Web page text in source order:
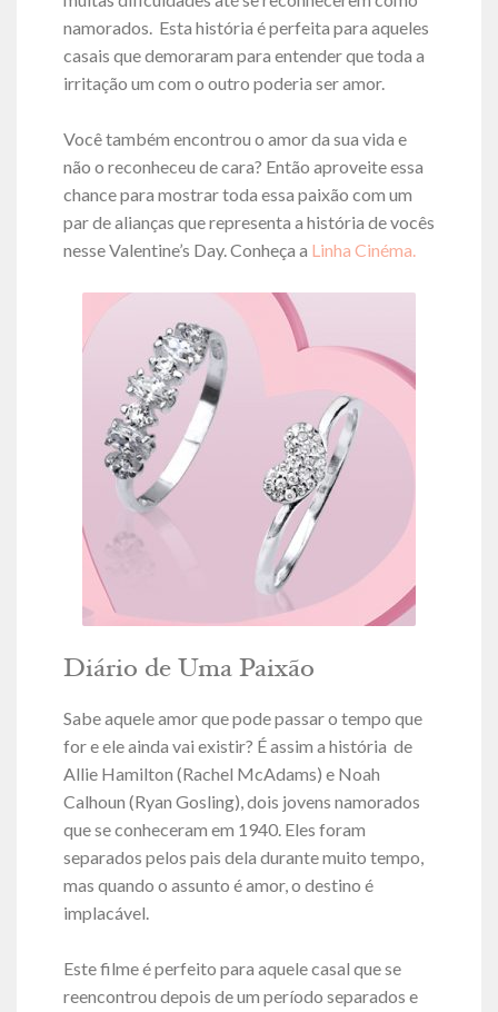
namorados. Esta história é perfeita para aqueles
casais que demoraram para entender que toda a
irritação um com o outro poderia ser amor.
Você também encontrou o amor da sua vida e
não o reconheceu de cara? Então aproveite essa
chance para mostrar toda essa paixão com um
par de alianças que representa a história de vocês
nesse Valentine’s Day. Conheça a Linha Cinéma.
Diário de Uma Paixão
Sabe aquele amor que pode passar o tempo que
for e ele ainda vai existir? É assim a história de
Allie Hamilton (Rachel McAdams) e Noah
Calhoun (Ryan Gosling), dois jovens namorados
que se conheceram em 1940. Eles foram
separados pelos pais dela durante muito tempo,
mas quando o assunto é amor, o destino é
implacável.
Este filme é perfeito para aquele casal que se
reencontrou depois de um período separados e